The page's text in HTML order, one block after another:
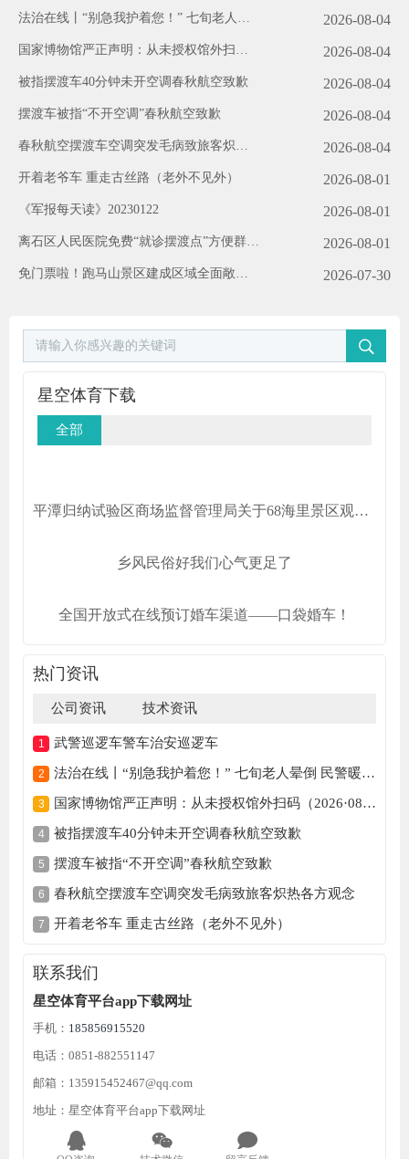
法治在线丨“别急我护着您！” 七旬老人晕
2026-08-04
国家博物馆严正声明：从未授权馆外扫码
2026-08-04
被指摆渡车40分钟未开空调春秋航空致歉 2026-08-04
摆渡车被指“不开空调”春秋航空致歉 2026-08-04
春秋航空摆渡车空调突发毛病致旅客炽热
2026-08-04
开着老爷车 重走古丝路（老外不见外） 2026-08-01
《军报每天读》20230122 2026-08-01
离石区人民医院免费“就诊摆渡点”方便群众
2026-08-01
免门票啦！跑马山景区建成区域全面敞开
2026-07-30
星空体育下载
全部
平潭归纳试验区商场监督管理局关于68海里景区观光车车票收费规范的告诉
乡风民俗好我们心气更足了
全国开放式在线预订婚车渠道——口袋婚车！
热门资讯
公司资讯 技术资讯
武警巡逻车警车治安巡逻车
法治在线丨“别急我护着您！” 七旬老人晕倒 民警暖心守护
国家博物馆严正声明：从未授权馆外扫码（2026·08·03）
被指摆渡车40分钟未开空调春秋航空致歉
摆渡车被指“不开空调”春秋航空致歉
春秋航空摆渡车空调突发毛病致旅客炽热各方观念
开着老爷车 重走古丝路（老外不见外）
联系我们
星空体育平台app下载网址
手机： 185856915520
电话：0851-882551147
邮箱：135915452467@qq.com
地址：星空体育平台app下载网址